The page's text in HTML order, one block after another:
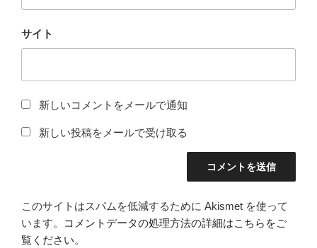
サイト
新しいコメントをメールで通知
新しい投稿をメールで受け取る
このサイトはスパムを低減するために Akismet を使って
います。
コメントデータの処理方法の詳細はこちらをご
覧ください。